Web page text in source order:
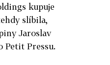
kupuje
slíbila,
Jaroslav
Petit Pressu.